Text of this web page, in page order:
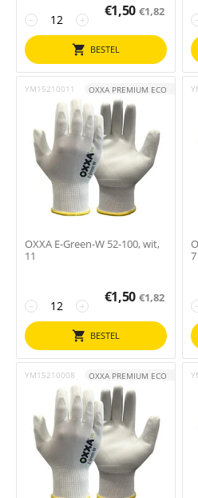
+
−
€1,50 €1,82
BESTEL
−
YM15210011 OXXA PREMIUM ECO
OXXA E-Green-W 52-100, wit,
11
+
−
€1,50 €1,82
BESTEL
7
−
YM15210008 OXXA PREMIUM ECO